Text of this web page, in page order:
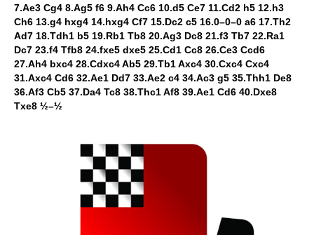
7.Ae3 Cg4 8.Ag5 f6 9.Ah4 Cc6 10.d5 Ce7 11.Cd2 h5 12.h3
Ch6 13.g4 hxg4 14.hxg4 Cf7 15.Dc2 c5 16.0–0–0 a6 17.Th2
Ad7 18.Tdh1 b5 19.Rb1 Tb8 20.Ag3 Dc8 21.f3 Tb7 22.Ra1
Dc7 23.f4 Tfb8 24.fxe5 dxe5 25.Cd1 Cc8 26.Ce3 Ccd6
27.Ah4 bxc4 28.Cdxc4 Ab5 29.Tb1 Axc4 30.Cxc4 Cxc4
31.Axc4 Cd6 32.Ae1 Dd7 33.Ae2 c4 34.Ac3 g5 35.Thh1 De8
36.Af3 Cb5 37.Da4 Tc8 38.Thc1 Af8 39.Ae1 Cd6 40.Dxe8
Txe8 ½–½